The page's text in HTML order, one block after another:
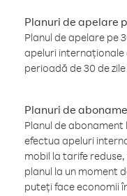
Planuri de apelare
Planul de apelare pe
apeluri
perioadă de 30 de
Planuri de
Planul de
efectua apeluri
mobil la tarife
planul la un moment
puteți face economii